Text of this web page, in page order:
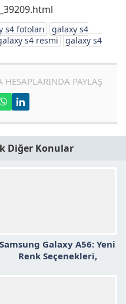
s4 fotoları
galaxy s4
s4 resmi
galaxy s4
HESAPLARINDA PAYLAŞ
Diğer Konular
Samsung Galaxy A56: Yeni
Renk Seçenekleri,